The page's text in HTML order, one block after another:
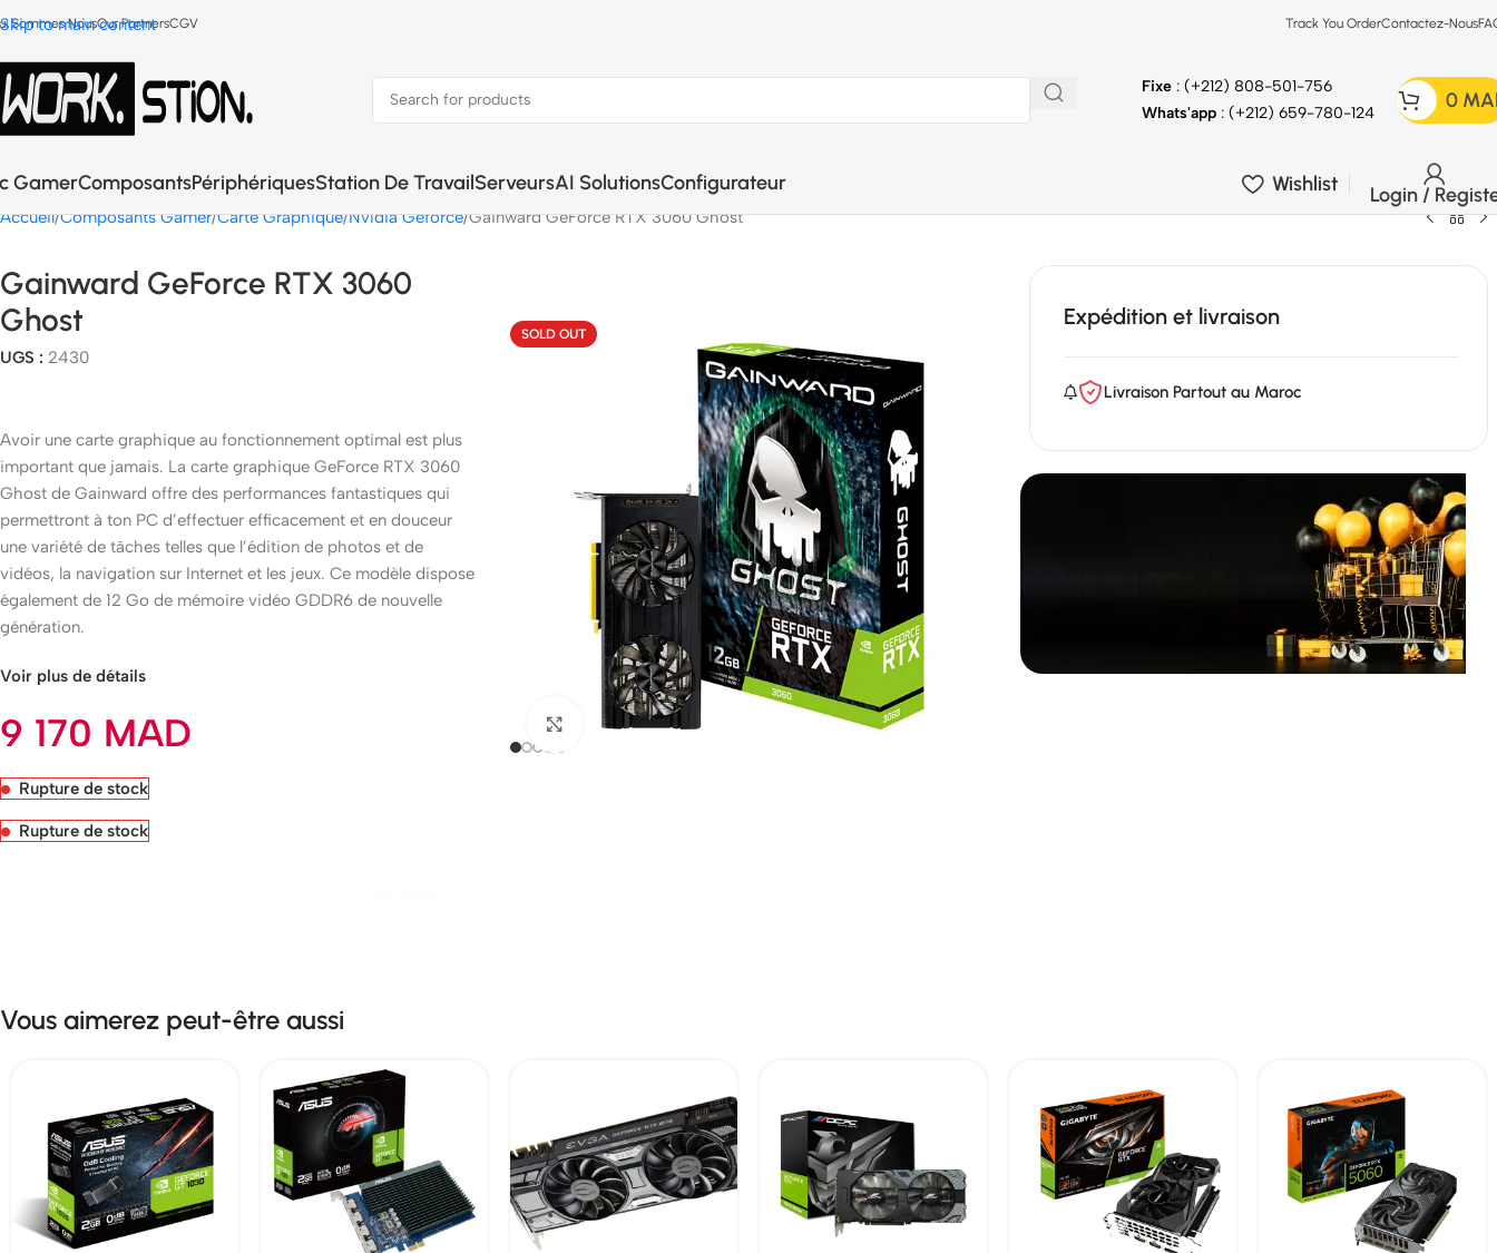
Skip to main content
Sommes NousOur PartnersCGV Track You OrderContactez-Nous
Fixe : (+212) 808-501-756
Whats'app : (+212) 659-780-124
0
GamerComposantsPériphériquesStation De TravailServeursAI SolutionsConfigurateur Wishlist Login /
Accueil Composants Gamer Carte Graphique Nvidia Geforce Gainward GeForce RTX 3060 Ghost
Gainward GeForce RTX 3060
Ghost
UGS : 2430
Avoir une carte graphique au fonctionnement optimal est plus
important que jamais. La carte graphique GeForce RTX 3060
Ghost de Gainward offre des performances fantastiques qui
permettront à ton PC d’effectuer efficacement et en douceur
une variété de tâches telles que l’édition de photos et de
vidéos, la navigation sur Internet et les jeux. Ce modèle dispose
également de 12 Go de mémoire vidéo GDDR6 de nouvelle
génération.
Voir plus de détails
9 170 MAD
Rupture de stock
Rupture de stock
SOLD OUT
Click to enlarge
Expédition et livraison
Livraison Partout au Maroc
Vous aimerez peut-être aussi